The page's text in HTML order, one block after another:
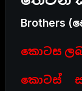
Brothers
කොටස
කොටස්